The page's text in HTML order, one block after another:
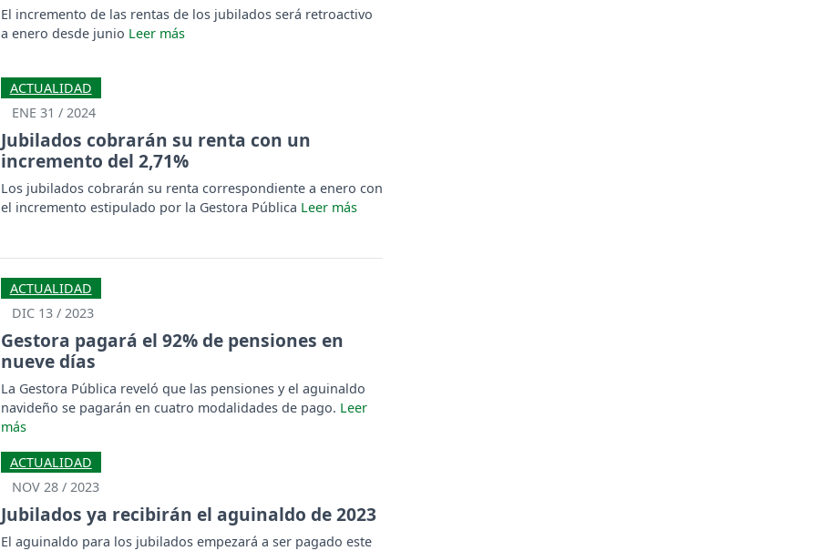
El incremento de las rentas de los jubilados será retroactivo
a enero desde junio
ACTUALIDAD
ENE 31 / 2024
Jubilados cobrarán su renta con un
incremento del 2,71%
Los jubilados cobrarán su renta correspondiente a enero con
el incremento estipulado por la Gestora Pública
ACTUALIDAD
DIC 13 / 2023
Gestora pagará el 92% de pensiones en
nueve días
La Gestora Pública reveló que las pensiones y el aguinaldo
navideño se pagarán en cuatro modalidades de pago.
ACTUALIDAD
NOV 28 / 2023
Jubilados ya recibirán el aguinaldo de 2023
El aguinaldo para los jubilados empezará a ser pagado este